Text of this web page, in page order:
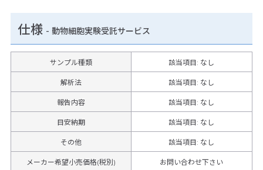
仕様 - 動物細胞実験受託サービス
サンプル種類 該当項目: なし
解析法 該当項目: なし
報告内容 該当項目: なし
目安納期 該当項目: なし
その他 該当項目: なし
メーカー希望小売価格(税別)
お問い合わせ下さい